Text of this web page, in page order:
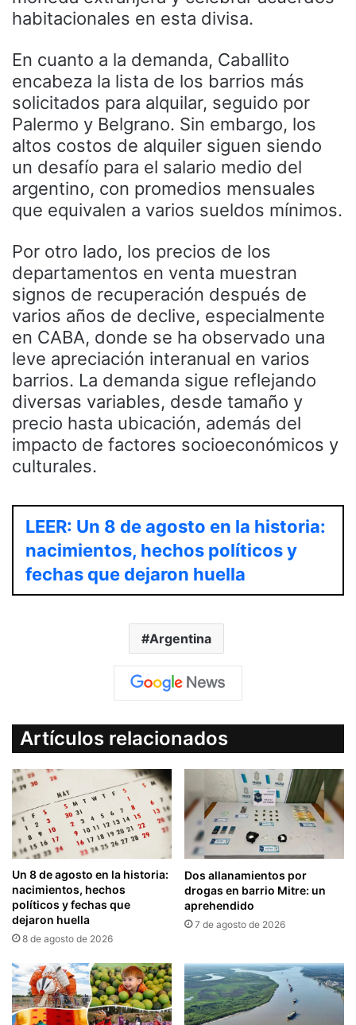
habitacionales en esta divisa.
En cuanto a la demanda, Caballito
encabeza la lista de los barrios más
solicitados para alquilar, seguido por
Palermo y Belgrano. Sin embargo, los
altos costos de alquiler siguen siendo
un desafío para el salario medio del
argentino, con promedios mensuales
que equivalen a varios sueldos mínimos.
Por otro lado, los precios de los
departamentos en venta muestran
signos de recuperación después de
varios años de declive, especialmente
en CABA, donde se ha observado una
leve apreciación interanual en varios
barrios. La demanda sigue reflejando
diversas variables, desde tamaño y
precio hasta ubicación, además del
impacto de factores socioeconómicos y
culturales.
LEER: Un 8 de agosto en la historia:
nacimientos, hechos políticos y
fechas que dejaron huella
Argentina
Artículos relacionados
Un 8 de agosto en la historia:
nacimientos, hechos
políticos y fechas que
dejaron huella
8 de agosto de 2026
Dos allanamientos por
drogas en barrio Mitre: un
aprehendido
7 de agosto de 2026